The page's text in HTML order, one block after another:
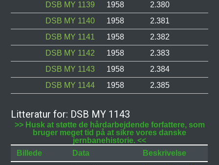
DSB MY 1139
1958 2.380
DSB MY 1140
1958 2.381
DSB MY 1141
1958 2.382
DSB MY 1142
1958 2.383
DSB MY 1143
1958 2.384
DSB MY 1144
1958 2.385
Litteratur for: DSB MY 1143
>> Husk at støtte de hårdarbejdende forfattere, som
bruger meget tid på at sikre vores danske
jernbanehistorie. <<
Billede
Data
Beskrivelse